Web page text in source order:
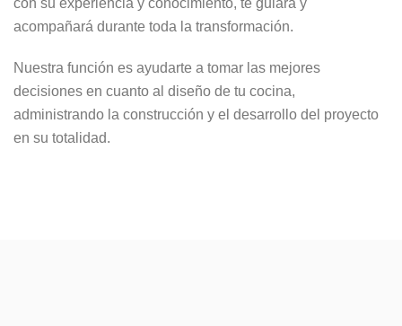
con su experiencia y conocimiento, te guiará y
acompañará durante toda la transformación.
Nuestra función es ayudarte a tomar las mejores
decisiones en cuanto al diseño de tu cocina,
administrando la construcción y el desarrollo del proyecto
en su totalidad.